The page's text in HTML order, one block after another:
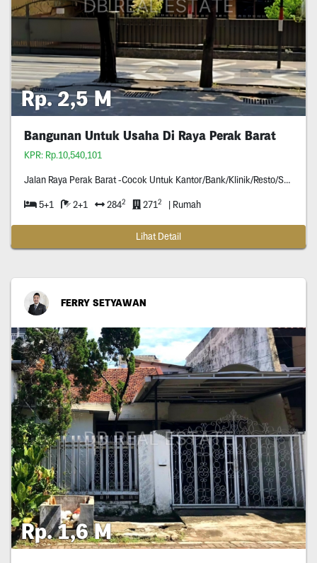
Rp. 2,5 M
Bangunan Untuk Usaha Di Raya Perak Barat
KPR: Rp.10,540,101
Jalan Raya Perak Barat -Cocok Untuk Kantor/Bank/Klinik/Resto/Supermarket/Dll -Hadap Jalan Raya (Nol Jln Raya) -Surat Ijo -Hadap Timur
5+1 2+1 2842 2712 | Rumah
Lihat Detail
FERRY SETYAWAN
Rp. 1,6 M